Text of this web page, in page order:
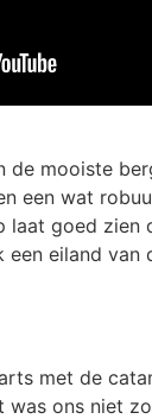
de mooiste
een wat
goed zien
een eiland van
met de
ons niet